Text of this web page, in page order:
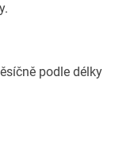
podle délky